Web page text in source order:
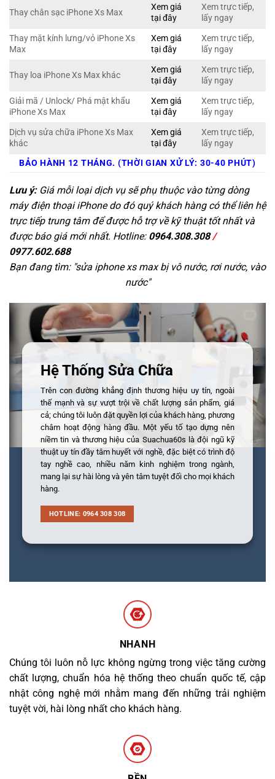
Thay chân sạc iPhone Xs Max
Xem giá
tại đây
Xem trực tiếp,
lấy ngay
Thay mặt kính lưng/vỏ iPhone Xs
Max
Xem giá
tại đây
Xem trực tiếp,
lấy ngay
Thay loa iPhone Xs Max khác
Xem giá
tại đây
Xem trực tiếp,
lấy ngay
Giải mã / Unlock/ Phá mật khẩu
iPhone Xs Max
Xem giá
tại đây
Xem trực tiếp,
lấy ngay
Dịch vụ sửa chữa iPhone Xs Max
khác
Xem giá
tại đây
Xem trực tiếp,
lấy ngay
BẢO HÀNH 12 THÁNG. (THỜI GIAN XỬ LÝ: 30-40 PHÚT)
Lưu ý:Giá mỗi loại dịch vụ sẽ phụ thuộc vào từng dòng
máy điện thoại iPhone do đó quý khách hàng có thể liên hệ
trực tiếp trung tâm để được hỗ trợ về kỹ thuật tốt nhất và
được báo giá mới nhất. Hotline: 0964.308.308/
0977.602.688
Bạn đang tìm: "sửa iphone xs max bị vô nước, rơi nước, vào
nước"
Hệ Thống Sửa Chữa
Trên con đường khẳng định thương hiệu uy tín, ngoài
thế mạnh và sự vượt trội về chất lượng sản phẩm, giá
cả; chúng tôi luôn đặt quyền lợi của khách hàng, phương
châm hoạt động hàng đầu. Một yếu tố tạo dựng nên
niềm tin và thương hiệu của Suachua60s là đội ngũ kỹ
thuật uy tín đầy tâm huyết với nghề, đặc biệt có trình độ
tay nghề cao, nhiều năm kinh nghiệm trong ngành,
mang lại sự hài lòng và yên tâm tuyệt đối cho mọi khách
hàng.
HOTLINE: 0964 308 308
NHANH
Chúng tôi luôn nỗ lực không ngừng trong việc tăng cường
chất lượng, chuẩn hóa hệ thống theo chuẩn quốc tế, cập
nhật công nghệ mới nhằm mang đến những trải nghiệm
tuyệt vời, hài lòng nhất cho khách hàng.